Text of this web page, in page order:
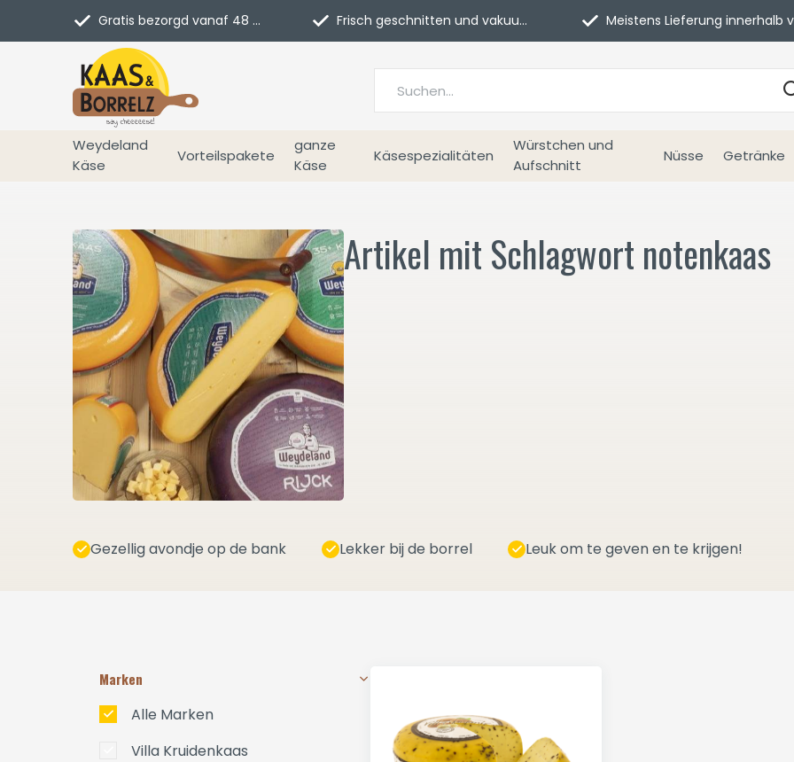
Weydeland
Käse
Vorteilspakete
ganze
Käse
Käsespezialitäten
Würstchen und
Aufschnitt
Nüsse Getränke
Gratis bezorgd vanaf 48 euro in NL Frisch geschnitten und vakuumverpackt. Meistens Lieferung innerhalb von 3 Tagen
Artikel mit Schlagwort notenkaas
Gezellig avondje op de bank Lekker bij de borrel Leuk om te geven en te krijgen!
Marken
Alle Marken
Villa Kruidenkaas